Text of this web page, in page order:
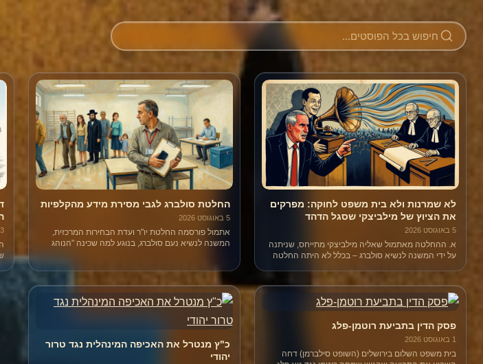
לא שמרנות ולא בית משפט לחוקה: מפרקים
את הציוץ של מילביצקי שסגל הדהד
5 באוגוסט 2026
א. ההחלטה מאתמול שאליה מילביצקי מתייחס, שניתנה
על ידי המשנה לנשיא סולברג – בכלל לא היתה החלטה
החלטת סולברג לגבי מסירת מידע מהקלפיות
5 באוגוסט 2026
אתמול פורסמה החלטת יו"ר ועדת הבחירות המרכזית,
המשנה לנשיא נעם סולברג, בנוגע למה שכינה "הנוהג
3 באוגוסט 2026
פסק הדין בתביעת רוטמן-פלג
1 באוגוסט 2026
בית משפט השלום בירושלים (השופט סילברמן) דחה
כ"ץ מנטרל את האכיפה המינהלית נגד טרור
יהודי